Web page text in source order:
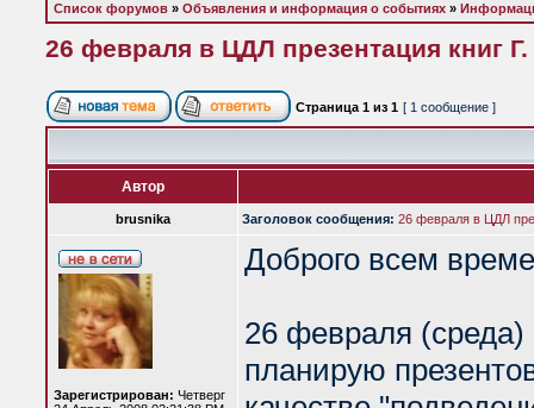
Список форумов » Объявления и информация о событиях »
26 февраля в ЦДЛ презентация книг
Страница 1 из 1 [ 1 сообщение ]
Автор
brusnika Заголовок сообщения: 26 февраля в ЦДЛ
Зарегистрирован: Четверг
Доброго всем
26 февраля
планирую